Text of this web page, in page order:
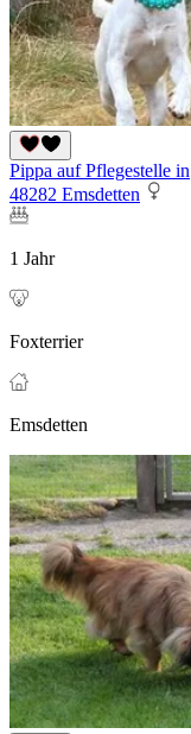
Pippa auf Pflegestelle in
48282 Emsdetten
1 Jahr
Foxterrier
Emsdetten